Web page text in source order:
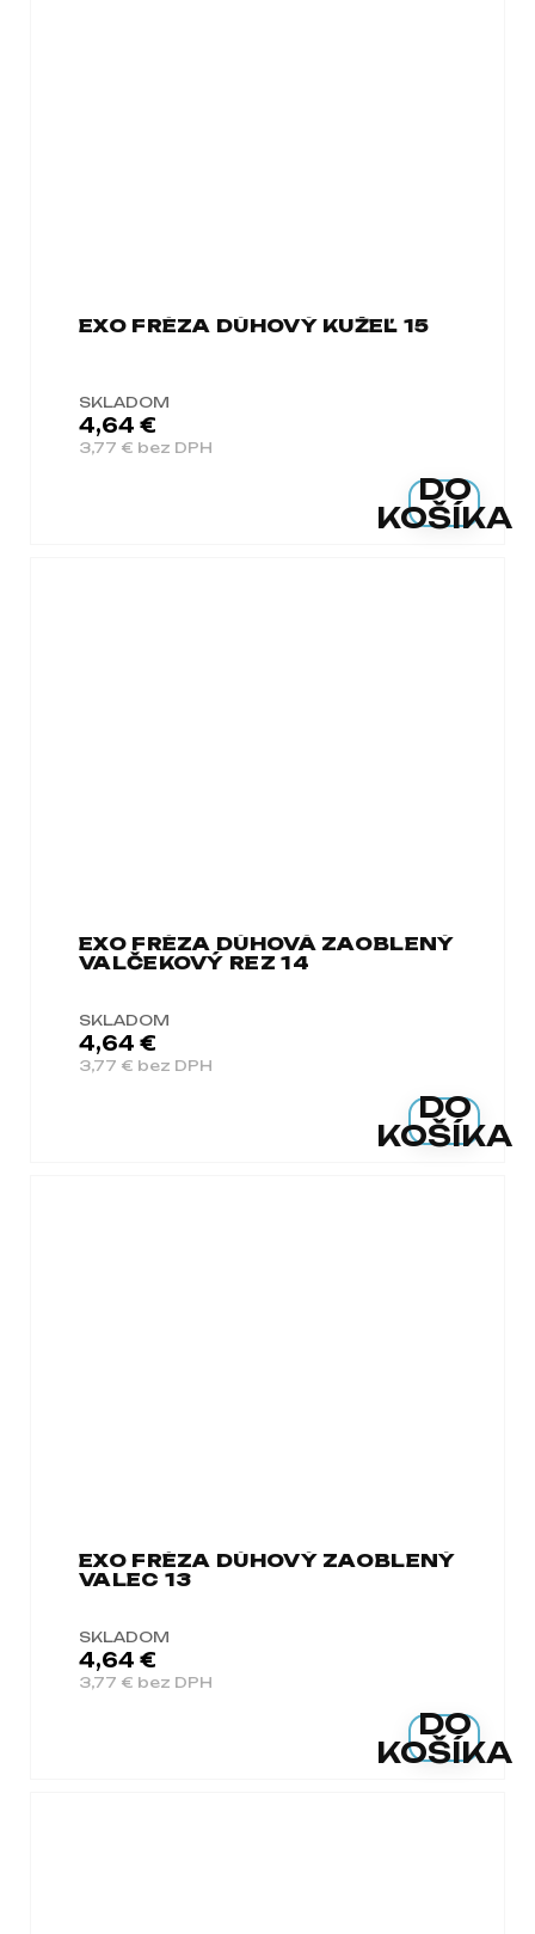
EXO FRÉZA DÚHOVÝ KUŽEĽ 15
SKLADOM
3,77 € bez DPH
4,64 €
DO
KOŠÍKA
EXO FRÉZA DÚHOVÁ ZAOBLENÝ
VALČEKOVÝ REZ 14
SKLADOM
3,77 € bez DPH
4,64 €
DO
KOŠÍKA
EXO FRÉZA DÚHOVÝ ZAOBLENÝ
VALEC 13
SKLADOM
3,77 € bez DPH
4,64 €
DO
KOŠÍKA